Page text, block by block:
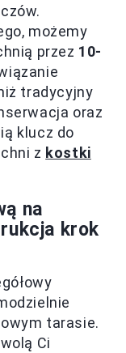
możemy
przez 10-
tradycyjny
oraz
klucz do
z kostki
na
krok
tarasie.
Ci